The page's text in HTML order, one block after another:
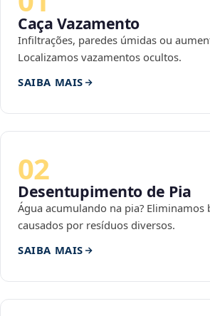
Caça Vazamento
Infiltrações, paredes úmidas ou
Localizamos vazamentos ocultos.
SAIBA MAIS
02
Desentupimento de Pia
Água acumulando na pia? Eliminamos
causados por resíduos diversos.
SAIBA MAIS